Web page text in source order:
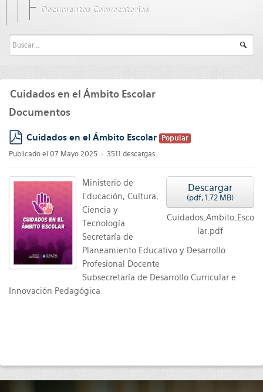
Documentos Convocatorias
Cuidados en el Ámbito Escolar
Documentos
pdf
Cuidados en el Ámbito Escolar
Popular
Publicado el 07 Mayo 2025
3511 descargas
Descargar
(pdf, 1.72 MB)
Cuidados_Ambito_Esco
lar.pdf
Ministerio de
Educación, Cultura,
Ciencia y
Tecnología
Secretaría de
Planeamiento Educativo y Desarrollo
Profesional Docente
Subsecretaría de Desarrollo Curricular e
Innovación Pedagógica